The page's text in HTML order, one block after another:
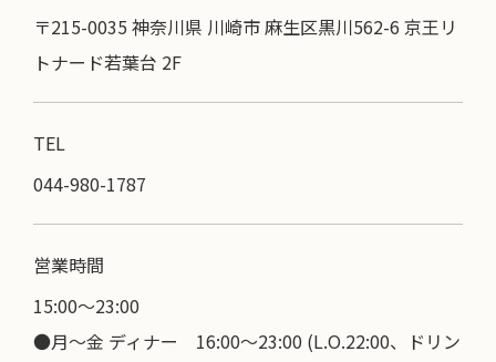
〒215-0035 神奈川県 川崎市 麻生区黒川562-6 京王リ
トナード若葉台 2F
TEL
044-980-1787
営業時間
15:00〜23:00
●月～金 ディナー 16:00～23:00 (L.O.22:00、ドリン